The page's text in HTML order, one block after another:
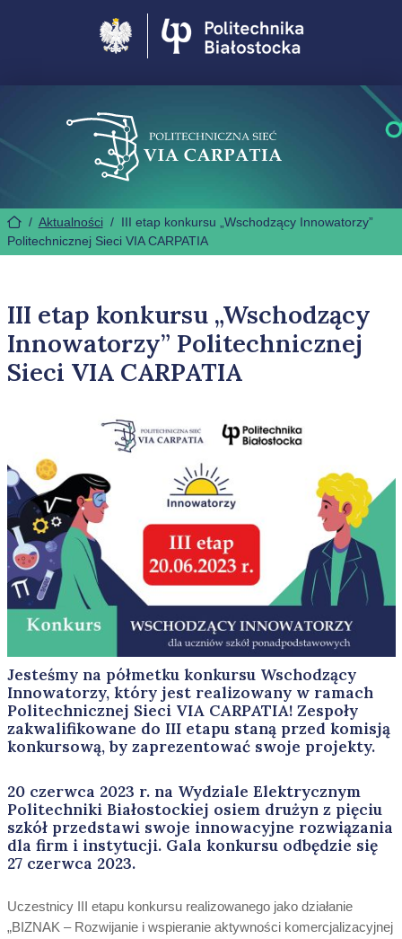
/ Aktualności/ III etap konkursu „Wschodzący Innowatorzy”
Politechnicznej Sieci VIA CARPATIA
III etap konkursu „Wschodzący
Innowatorzy” Politechnicznej
Sieci VIA CARPATIA
Jesteśmy na półmetku konkursu Wschodzący
Innowatorzy, który jest realizowany w ramach
Politechnicznej Sieci VIA CARPATIA! Zespoły
zakwalifikowane do III etapu staną przed komisją
konkursową, by zaprezentować swoje projekty.
20 czerwca 2023 r. na Wydziale Elektrycznym
Politechniki Białostockiej osiem drużyn z pięciu
szkół przedstawi swoje innowacyjne rozwiązania
dla firm i instytucji. Gala konkursu odbędzie się
27 czerwca 2023.
Uczestnicy III etapu konkursu realizowanego jako działanie
„BIZNAK – Rozwijanie i wspieranie aktywności komercjalizacyjnej